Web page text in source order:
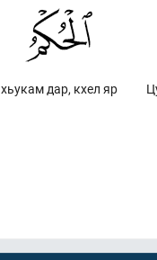
хьукам дар, кхел яр